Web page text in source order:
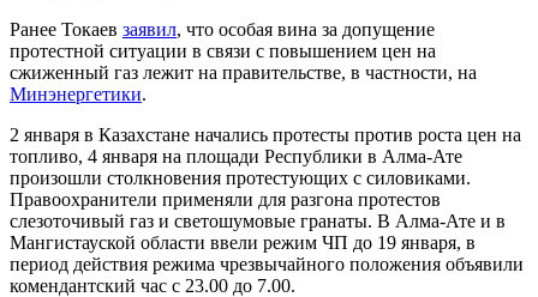
Ранее Токаев заявил, что особая вина за допущение
протестной ситуации в связи с повышением цен на
сжиженный газ лежит на правительстве, в частности, на
Минэнергетики.
2 января в Казахстане начались протесты против роста цен на
топливо, 4 января на площади Республики в Алма-Ате
произошли столкновения протестующих с силовиками.
Правоохранители применяли для разгона протестов
слезоточивый газ и светошумовые гранаты. В Алма-Ате и в
Мангистауской области ввели режим ЧП до 19 января, в
период действия режима чрезвычайного положения объявили
комендантский час с 23.00 до 7.00.